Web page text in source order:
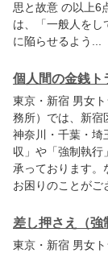
思と故意 の以上6
は、「一般人をし
に陥らせるよう...
個人間の金銭ト
東京・新宿 男女ト
務所）では、新宿
神奈川・千葉・埼
収」や「強制執行
承っております。
お困りのことがご
差し押さえ（強
東京・新宿 男女ト